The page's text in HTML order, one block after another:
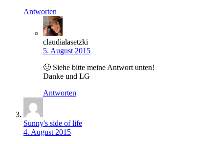
Antworten
claudialasetzki
5. August 2015
🙂 Siehe bitte meine Antwort unten!
Danke und LG
Antworten
Sunny's side of life
4. August 2015